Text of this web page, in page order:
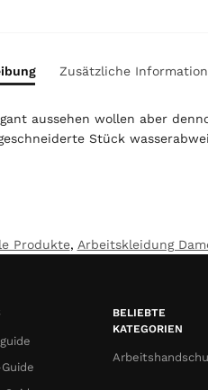
s
0
0
Zusätzliche
aussehen wollen aber
Stück
Produkte, Arbeitskleidung
BELIEBTE
KATEGORIEN